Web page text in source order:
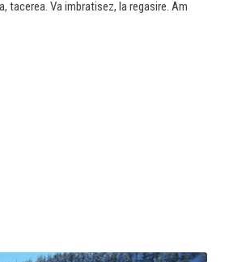
tacerea. Va imbratisez, la regasire. Am